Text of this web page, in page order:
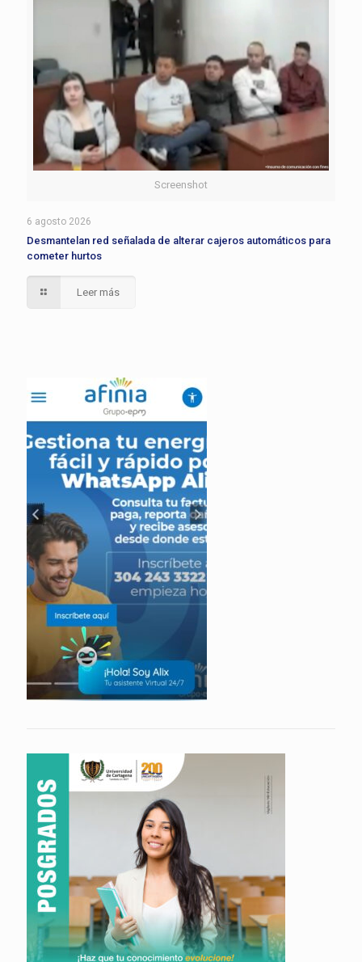
Screenshot
6 agosto 2026
Desmantelan red señalada de alterar cajeros automáticos para
cometer hurtos
Leer más